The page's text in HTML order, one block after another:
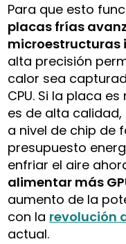
Para que esto
placas frías
microestructuras
alta precisión
calor sea
CPU. Si la placa
es de alta
a nivel de chip de
presupuesto
enfriar el aire
alimentar más
aumento de la
con la revolución
actual.